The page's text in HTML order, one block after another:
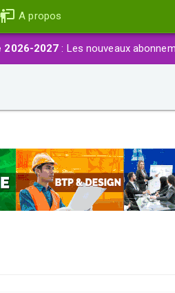
A propos
2026-2027 : Les nouveaux